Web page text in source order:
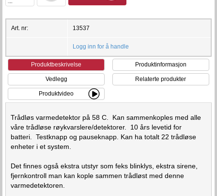
Art. nr: 13537
Logg inn for å handle
Produktbeskrivelse Produktinformasjon
Vedlegg Relaterte produkter
Produktvideo
Trådløs varmedetektor på 58 C. Kan sammenkoples med alle
våre trådløse røykvarslere/detektorer. 10 års levetid for
batteri. Testknapp og pauseknapp. Kan ha totalt 22 trådløse
enheter i et system.
Det finnes også ekstra utstyr som feks blinklys, ekstra sirene,
fjernkontroll man kan kople sammen trådløst med denne
varmedetektoren.